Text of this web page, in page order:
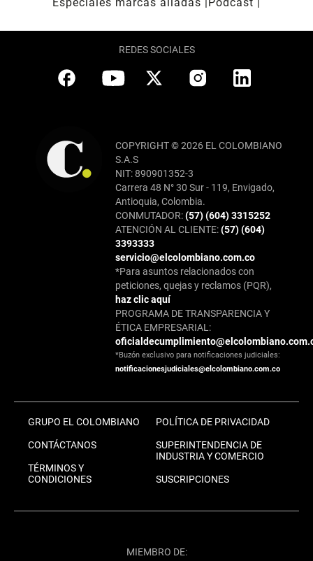
REDES SOCIALES
COPYRIGHT © 2026 EL COLOMBIANO
S.A.S
NIT: 890901352-3
Carrera 48 N° 30 Sur - 119, Envigado,
Antioquia, Colombia.
CONMUTADOR:(57) (604) 3315252
ATENCIÓN AL CLIENTE:(57) (604)
3393333
servicio@elcolombiano.com.co
*Para asuntos relacionados con
peticiones, quejas y reclamos (PQR),
haz clic aquí
PROGRAMA DE TRANSPARENCIA Y
ÉTICA EMPRESARIAL:
*Buzón exclusivo para notificaciones judiciales:
notificacionesjudiciales@elcolombiano.com.co
GRUPO EL COLOMBIANO
CONTÁCTANOS
TÉRMINOS Y
CONDICIONES
POLÍTICA DE PRIVACIDAD
SUPERINTENDENCIA DE
INDUSTRIA Y COMERCIO
SUSCRIPCIONES
MIEMBRO DE: